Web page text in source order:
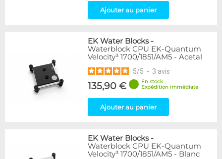
Ajouter au panier
EK Water Blocks-
Waterblock CPU EK-Quantum
Velocity³ 1700/1851/AM5 - Acetal
5/5 - 3 avis
135,90 €
En stock
Expédition immédiate
Ajouter au panier
EK Water Blocks-
Waterblock CPU EK-Quantum
Velocity³ 1700/1851/AM5 - Blanc